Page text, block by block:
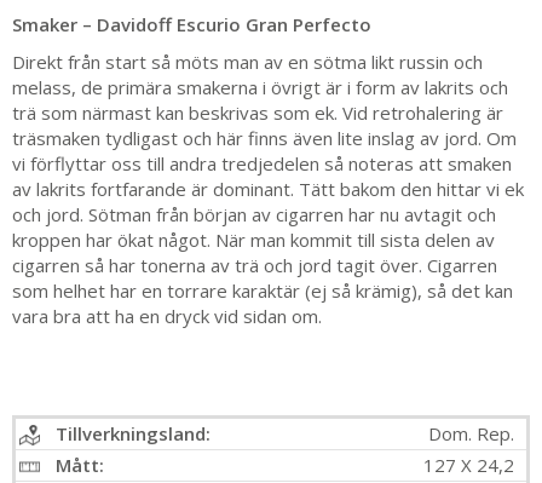
Smaker – Davidoff Escurio Gran Perfecto
Direkt från start så möts man av en sötma likt russin och
melass, de primära smakerna i övrigt är i form av lakrits och
trä som närmast kan beskrivas som ek. Vid retrohalering är
träsmaken tydligast och här finns även lite inslag av jord. Om
vi förflyttar oss till andra tredjedelen så noteras att smaken
av lakrits fortfarande är dominant. Tätt bakom den hittar vi ek
och jord. Sötman från början av cigarren har nu avtagit och
kroppen har ökat något. När man kommit till sista delen av
cigarren så har tonerna av trä och jord tagit över. Cigarren
som helhet har en torrare karaktär (ej så krämig), så det kan
vara bra att ha en dryck vid sidan om.
Tillverkningsland:
Dom. Rep.
Mått:
127 X 24,2